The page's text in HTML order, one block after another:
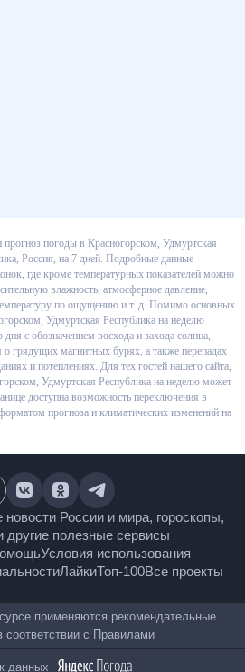
прогноз погоды в Красногорском,
Республика, Россия, на 7 дней.
в виде графиков и иконок, где кроме
узнать вероятность осадков,
давление, максимальную и
ощущению и т. д. Помимо основных
Удмуртская Республика на
светового дня с обозначением восхода и
предупреждения о грядущих магнитных
давления, похолоданиях и
сайта, кому подробная погода в
на неделю может быть не
доступна возможность переключения в
новости России и мира,
и другие полезные сервисы
Условия использования
ЛайкиТоп-100
Все проекты
ресурсе применяются